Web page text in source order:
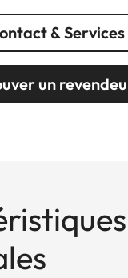
& Services
un